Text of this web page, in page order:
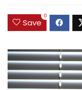
Save
0